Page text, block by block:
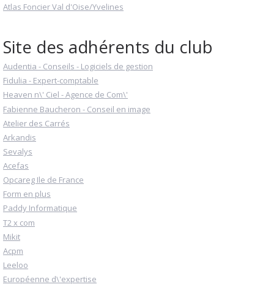
Atlas Foncier Val d'Oise/Yvelines
Site des adhérents du club
Audentia - Conseils - Logiciels de gestion
Fidulia - Expert-comptable
Heaven n\' Ciel - Agence de Com\'
Fabienne Baucheron - Conseil en image
Atelier des Carrés
Arkandis
Sevalys
Acefas
Opcareg Ile de France
Form en plus
Paddy Informatique
T2 x com
Mikit
Acpm
Leeloo
Européenne d\'expertise